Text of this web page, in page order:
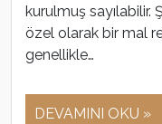
kurulmuş sayılabilir.
özel olarak bir mal
genellikle…
DEVAMINI OKU »